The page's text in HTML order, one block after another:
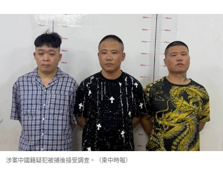
涉案中國籍疑犯被捕後接受調查。（柬中時報）